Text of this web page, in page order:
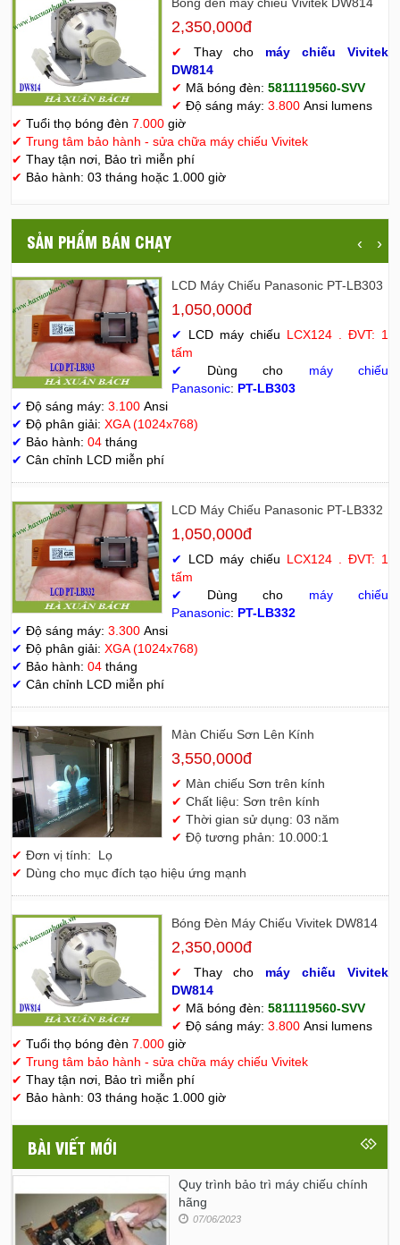
2,350,000đ
✔ Thay cho máy chiếu Vivitek
DW814
✔ Mã bóng đèn: 5811119560-SVV
✔ Độ sáng máy: 3.800Ansi lumens
✔ Tuổi thọ bóng đèn 7.000 giờ
✔ Trung tâm bảo hành - sửa chữa máy chiếu Vivitek
✔ Thay tận nơi, Bảo trì miễn phí
✔ Bảo hành: 03 tháng hoặc 1.000 giờ
SẢN PHẨM BÁN CHẠY ‹ ›
LCD Máy Chiếu Panasonic PT-LB303
1,050,000đ
✔ LCD máy chiếu LCX124 . ĐVT: 1
tấm
✔
Dùng cho máy chiếu
Panasonic: PT-LB303
✔ Độ sáng máy: 3.100 Ansi
✔ Độ phân giải: XGA (1024x768)
✔ Bảo hành: 04 tháng
✔ Cân chỉnh LCD miễn phí
LCD Máy Chiếu Panasonic PT-LB332
1,050,000đ
✔ LCD máy chiếu LCX124 . ĐVT: 1
tấm
✔
Dùng cho máy chiếu
Panasonic: PT-LB332
✔ Độ sáng máy: 3.300 Ansi
✔ Độ phân giải: XGA (1024x768)
✔ Bảo hành: 04 tháng
✔ Cân chỉnh LCD miễn phí
Màn Chiếu Sơn Lên Kính
3,550,000đ
✔ Màn chiếu Sơn trên kính
✔ Chất liệu: Sơn trên kính
✔ Thời gian sử dụng: 03 năm
✔ Độ tương phản: 10.000:1
✔ Đơn vị tính: Lọ
✔ Dùng cho mục đích tạo hiệu ứng mạnh
Bóng Đèn Máy Chiếu Vivitek DW814
2,350,000đ
✔ Thay cho máy chiếu Vivitek
DW814
✔ Mã bóng đèn: 5811119560-SVV
✔ Độ sáng máy: 3.800Ansi lumens
✔ Tuổi thọ bóng đèn 7.000 giờ
✔ Trung tâm bảo hành - sửa chữa máy chiếu Vivitek
✔ Thay tận nơi, Bảo trì miễn phí
✔ Bảo hành: 03 tháng hoặc 1.000 giờ
BÀI VIẾT MỚI
Quy trình bảo trì máy chiếu chính
hãng
07/06/2023